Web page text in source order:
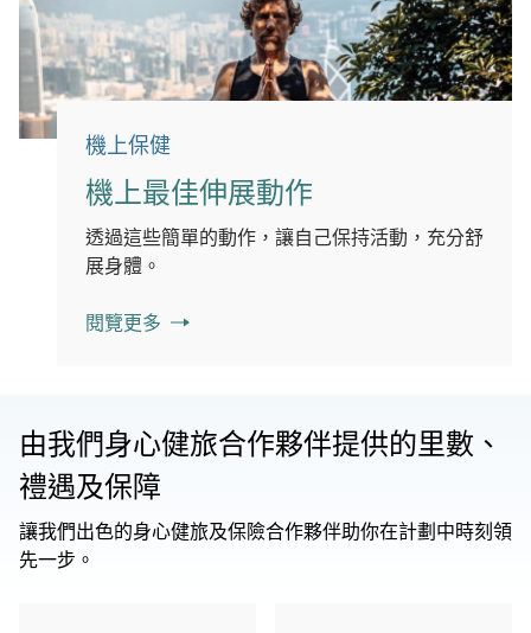
機上保健
機上最佳伸展動作
透過這些簡單的動作，讓自己保持活動，充分舒
展身體。
閱覽更多
由我們身心健旅合作夥伴提供的里數、
禮遇及保障
讓我們出色的身心健旅及保險合作夥伴助你在計劃中時刻領
先一步。